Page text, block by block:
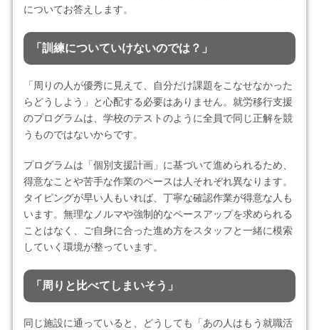
についてお答えします。
「訓練についていけないのでは？」
「周りの人が優秀に見えて、自分だけ課題をこなせなかった
らどうしよう」と心配する必要はありません。就労移行支援
のプログラムは、学校のテストのように全員で同じ正解を競
うものではないからです。
プログラムは「個別支援計画」に基づいて進められるため、
得意なことや苦手な作業のペースは人それぞれ異なります。
タイピングが早い人もいれば、丁寧な確認作業が得意な人も
います。無理なノルマや強制的なペースアップを求められる
ことはなく、ご自身に合った進め方をスタッフと一緒に模索
していく環境が整っています。
「周りと比べてしまいそう」
同じ施設に通っていると、どうしても「あの人はもう就職活